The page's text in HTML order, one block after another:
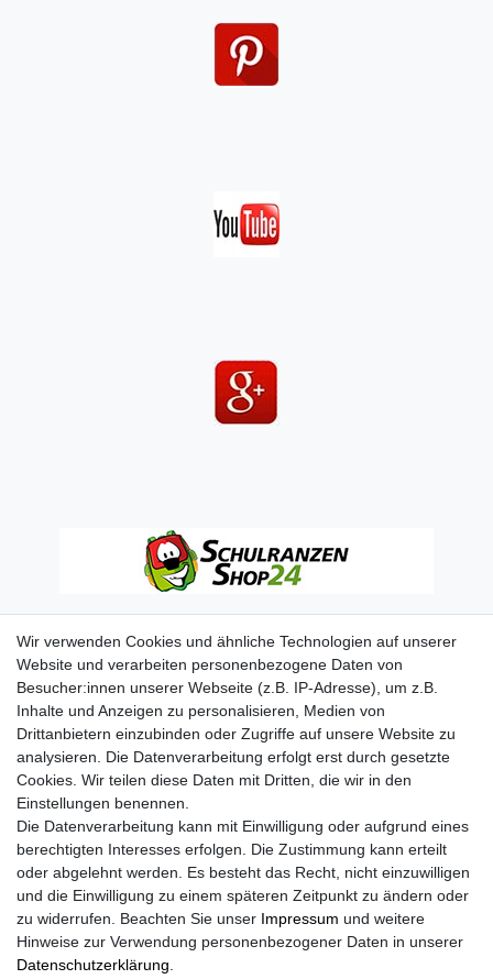
Wir verwenden Cookies und ähnliche Technologien auf unserer
Website und verarbeiten personenbezogene Daten von
Besucher:innen unserer Webseite (z.B. IP-Adresse), um z.B.
Inhalte und Anzeigen zu personalisieren, Medien von
Drittanbietern einzubinden oder Zugriffe auf unsere Website zu
analysieren. Die Datenverarbeitung erfolgt erst durch gesetzte
Cookies. Wir teilen diese Daten mit Dritten, die wir in den
Einstellungen benennen.
Die Datenverarbeitung kann mit Einwilligung oder aufgrund eines
berechtigten Interesses erfolgen. Die Zustimmung kann erteilt
oder abgelehnt werden. Es besteht das Recht, nicht einzuwilligen
und die Einwilligung zu einem späteren Zeitpunkt zu ändern oder
zu widerrufen. Beachten Sie unser Impressum und weitere
Hinweise zur Verwendung personenbezogener Daten in unserer
Daten­schutz­erklärung